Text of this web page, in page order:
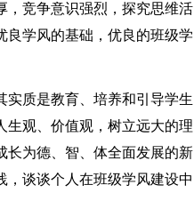
，竞争意识强烈，探究思维活
良学风的基础，优良的班级学
实质是教育、培养和引导学生
生观、价值观，树立远大的理
长为德、智、体全面发展的新
谈谈个人在班级学风建设中